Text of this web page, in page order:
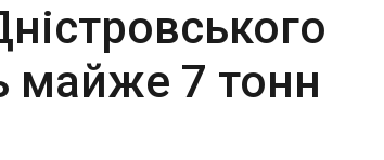
майже 7 тонн